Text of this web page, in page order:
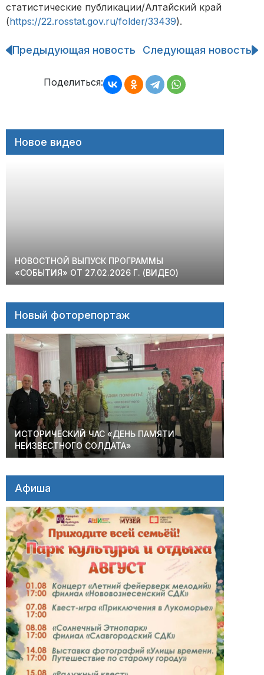
статистические публикации/Алтайский край
(https://22.rosstat.gov.ru/folder/33439).
Навигация
записям
Предыдующая новость Следующая новость
Поделиться:
Новое видео
НОВОСТНОЙ ВЫПУСК ПРОГРАММЫ
«СОБЫТИЯ» ОТ 27.02.2026 Г. (ВИДЕО)
Новый фоторепортаж
ИСТОРИЧЕСКИЙ ЧАС «ДЕНЬ ПАМЯТИ
НЕИЗВЕСТНОГО СОЛДАТА»
Афиша